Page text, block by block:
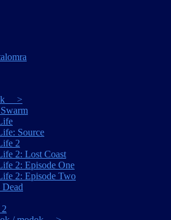
>
Source
2
2: Lost Coast
2: Episode One
2: Episode Two